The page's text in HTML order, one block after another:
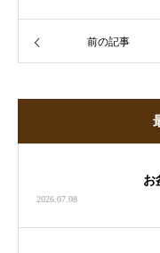
前の記事
お
2026.07.08